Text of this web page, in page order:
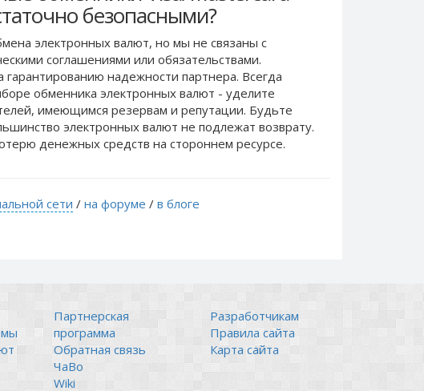
безопасными?
электронных валют, но мы не связаны c
соглашениями или обязательствами.
надежности партнера. Всегда
обменника электронных валют - уделите
имеющимся резервам и репутации. Будьте
электронных валют не подлежат возврату.
денежных средств на стороннем ресурсе.
сети / на форуме / в блоге
Партнерская
программа
Обратная связь
ЧаВо
Wiki
Разработчикам
Правила сайта
Карта сайта